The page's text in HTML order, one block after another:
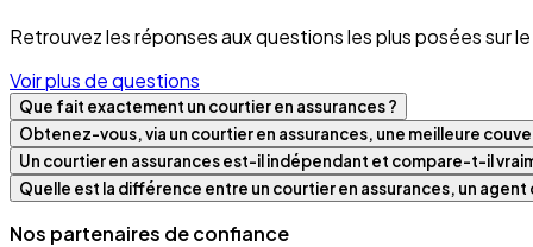
Retrouvez les réponses aux questions les plus posées sur
Voir plus de questions
Que fait exactement un courtier en assurances ?
Obtenez-vous, via un courtier en assurances, une meilleure
Un courtier en assurances est-il indépendant et compare-t-il
Quelle est la différence entre un courtier en assurances, un
Nos partenaires de confiance